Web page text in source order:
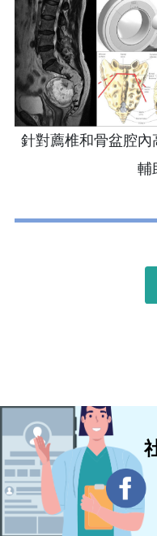
針對薦椎和骨盆腔
輔